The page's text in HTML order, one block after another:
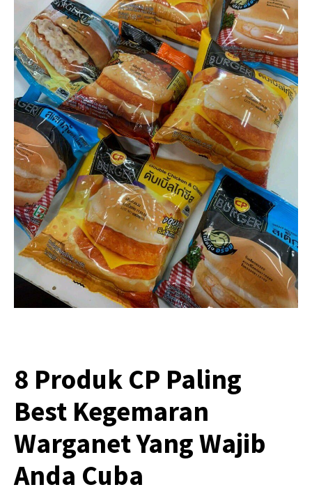
8 Produk CP Paling
Best Kegemaran
Warganet Yang Wajib
Anda Cuba